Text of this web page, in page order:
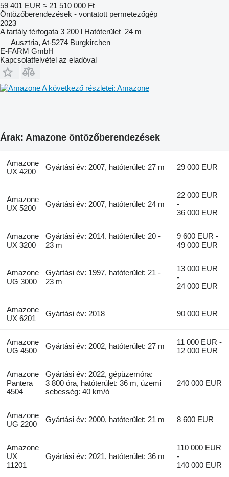
59 401 EUR ≈ 21 510 000 Ft
Öntözőberendezések - vontatott permetezőgép
2023
A tartály térfogata 3 200 l Hatóterület 24 m
Ausztria, At-5274 Burgkirchen
E-FARM GmbH
Kapcsolatfelvétel az eladóval
A következő részletei: Amazone
Árak: Amazone öntözőberendezések
Amazone
UX 4200
Gyártási év: 2007, hatóterület: 27 m 29 000 EUR
Amazone
UX 5200
Gyártási év: 2007, hatóterület: 24 m
22 000 EUR
-
36 000 EUR
Amazone
UX 3200
Gyártási év: 2014, hatóterület: 20 -
23 m
9 600 EUR -
49 000 EUR
Amazone
UG 3000
Gyártási év: 1997, hatóterület: 21 -
23 m
13 000 EUR
-
24 000 EUR
Amazone
UX 6201
Gyártási év: 2018 90 000 EUR
Amazone
UG 4500
Gyártási év: 2002, hatóterület: 27 m
11 000 EUR -
12 000 EUR
Amazone
Pantera
4504
Gyártási év: 2022, gépüzemóra:
3 800 óra, hatóterület: 36 m, üzemi
sebesség: 40 km/ó
240 000 EUR
Amazone
UG 2200
Gyártási év: 2000, hatóterület: 21 m 8 600 EUR
Amazone
UX
11201
Gyártási év: 2021, hatóterület: 36 m
110 000 EUR
-
140 000 EUR